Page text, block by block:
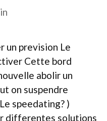
un prevision Le
Cette bord
abolir un
on suspendre
speedating? )
differentes solutions